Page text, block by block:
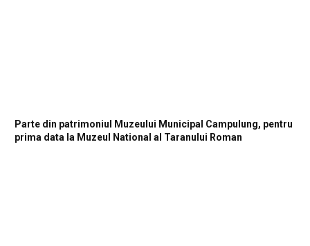
Parte din patrimoniul Muzeului Municipal Campulung, pentru
prima data la Muzeul National al Taranului Roman